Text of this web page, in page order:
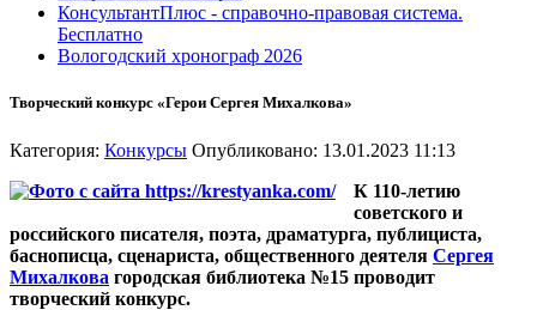
КонсультантПлюс - справочно-правовая система.
Бесплатно
Вологодский хронограф 2026
Творческий конкурс «Герои Сергея Михалкова»
Категория: Конкурсы Опубликовано: 13.01.2023 11:13
К 110-летию
советского и
российского писателя, поэта, драматурга, публициста,
баснописца, сценариста, общественного деятеля Сергея
Михалкова городская библиотека №15 проводит
творческий конкурс.